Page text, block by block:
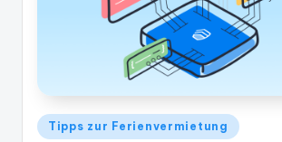
Veröffentlicht
Tipps zur Ferienvermietung